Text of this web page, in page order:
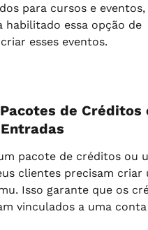
para cursos e eventos,
habilitado essa opção de
esses eventos.
de Créditos
pacote de créditos ou
clientes precisam criar
Isso garante que os
vinculados a uma conta